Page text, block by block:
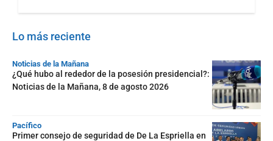
Lo más reciente
Noticias de la Mañana
¿Qué hubo al rededor de la posesión presidencial?:
Noticias de la Mañana, 8 de agosto 2026
Pacífico
Primer consejo de seguridad de De La Espriella en